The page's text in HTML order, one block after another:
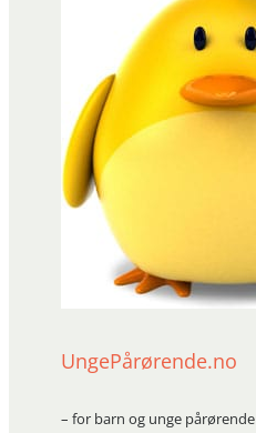
UngePårørende.no
– for barn og unge pårørende